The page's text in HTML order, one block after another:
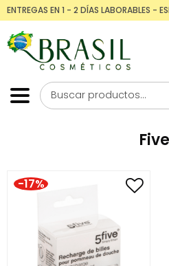
ENTREGAS EN 1 - 2 DÍAS LABORABLES -
Five
-17%